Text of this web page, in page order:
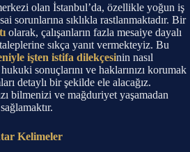
olan İstanbul’da, özellikle yoğun iş
sorunlarına sıklıkla rastlanmaktadır. Bir
olarak, çalışanların fazla mesaiye dayalı
sıkça yanıt vermekteyiz. Bu
işten istifa dilekçesinin nasıl
sonuçlarını ve haklarınızı korumak
detaylı bir şekilde ele alacağız.
bilmenizi ve mağduriyet yaşamadan
Kelimeler